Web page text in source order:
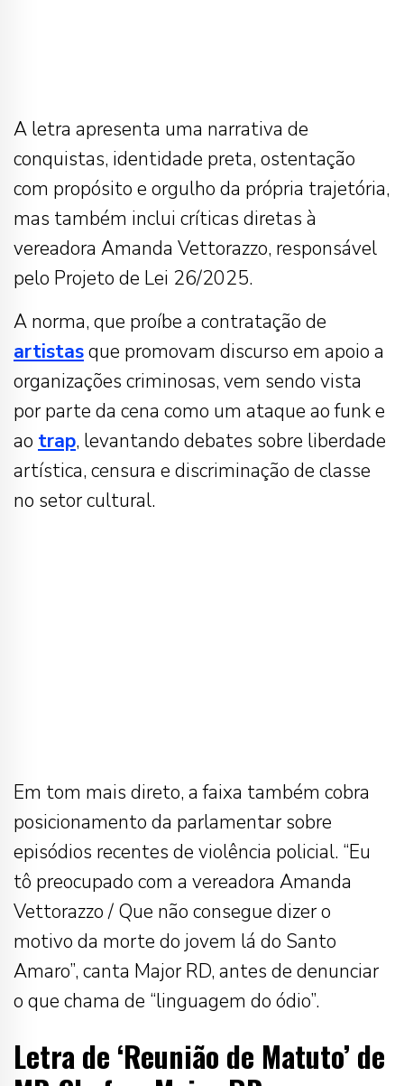
A letra apresenta uma narrativa de
conquistas, identidade preta, ostentação
com propósito e orgulho da própria trajetória,
mas também inclui críticas diretas à
vereadora Amanda Vettorazzo, responsável
pelo Projeto de Lei 26/2025.
A norma, que proíbe a contratação de
artistasque promovam discurso em apoio a
organizações criminosas, vem sendo vista
por parte da cena como um ataque ao funk e
ao trap, levantando debates sobre liberdade
artística, censura e discriminação de classe
no setor cultural.
Em tom mais direto, a faixa também cobra
posicionamento da parlamentar sobre
episódios recentes de violência policial. “Eu
tô preocupado com a vereadora Amanda
Vettorazzo / Que não consegue dizer o
motivo da morte do jovem lá do Santo
Amaro”, canta Major RD, antes de denunciar
o que chama de “linguagem do ódio”.
Letra de ‘Reunião de Matuto’ de